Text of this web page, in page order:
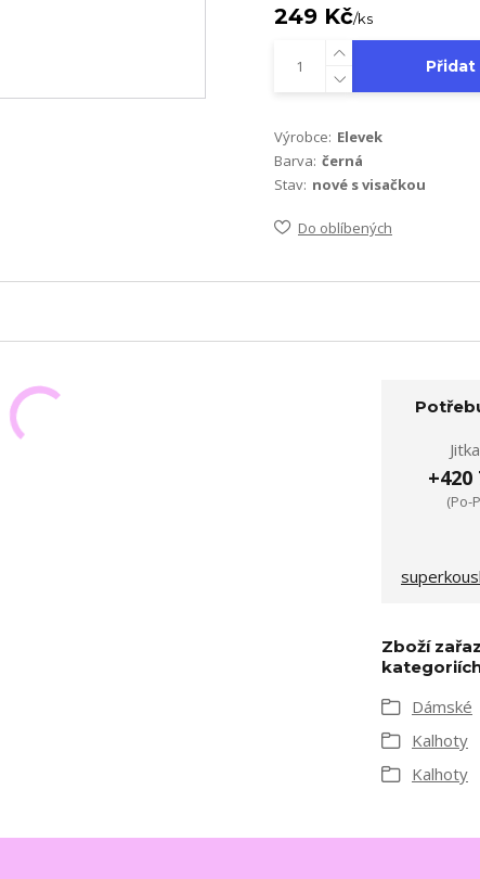
249 Kč/ks
Přidat
Výrobce: Elevek
Barva: černá
Stav: nové s visačkou
Do oblíbených
+420
(Po-
Zboží
Dámské
Kalhoty
Kalhoty